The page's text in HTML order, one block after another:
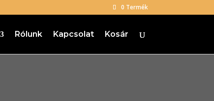
0 Termék
Rólunk Kapcsolat Kosár